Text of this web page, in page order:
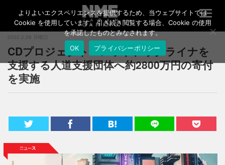
T
o
g
l
e
n
a
n
2022.2.28 月曜日
CDプロジェクト・レッド、ウクライナを
支援する人道支援団体へ約2800万円の寄付
を実施
よりよいエクスペリエンスを提供するため、当ウェブサイトでは
Cookie を使用しています。引き続き閲覧する場合、Cookie の使用
を承諾したものとみなされます。
OK
プライバシーポリシー